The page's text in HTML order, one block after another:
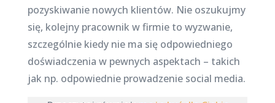
pozyskiwanie nowych klientów. Nie oszukujmy
się, kolejny pracownik w firmie to wyzwanie,
szczególnie kiedy nie ma się odpowiedniego
doświadczenia w pewnych aspektach – takich
jak np. odpowiednie prowadzenie social media.